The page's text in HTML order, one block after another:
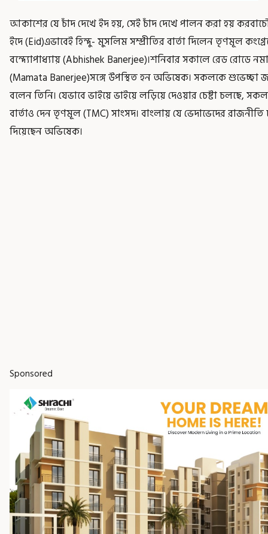
আকাশের যে চাঁদ দেখে ইদ হয়, সেই চাঁদ দেখে পালন করা হয়
ইদে (Eid)এভাবেই হিন্দু- মুসলিম সম্প্রীতির বার্তা দিলেন তৃণমূল
বন্দ্যোপাধ্যায় (Abhishek Banerjee)।শনিবার সকালে রেড রোডে
(Mamata Banerjee)সঙ্গে উপস্থিত হন অভিষেক। সকলকে শুভেচ্ছা
বলেন তিনি। যেভাবে ভাইয়ে ভাইয়ে লড়িয়ে দেওয়ার চেষ্টা চলছে,
বার্তাও দেন তৃণমূল (TMC) সাংসদ। বাংলায় যে ভেদাভেদের
দিয়েছেন অভিষেক।
Sponsored